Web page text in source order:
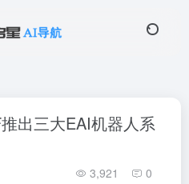
出三大EAI机器人系
3,921 0